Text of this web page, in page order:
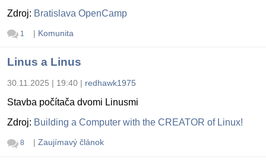
Zdroj: Bratislava OpenCamp
1 | Komunita
Linus a Linus
30.11.2025 | 19:40 | redhawk1975
Stavba počítača dvomi Linusmi
Zdroj: Building a Computer with the CREATOR of Linux!
8 | Zaujímavý článok